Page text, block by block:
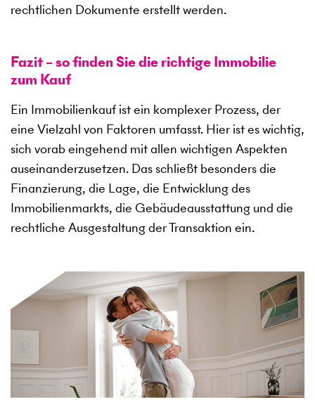
rechtlichen Dokumente erstellt werden.
Fazit – so finden Sie die richtige Immobilie
zum Kauf
Ein Immobilienkauf ist ein komplexer Prozess, der
eine Vielzahl von Faktoren umfasst. Hier ist es wichtig,
sich vorab eingehend mit allen wichtigen Aspekten
auseinanderzusetzen. Das schließt besonders die
Finanzierung, die Lage, die Entwicklung des
Immobilienmarkts, die Gebäudeausstattung und die
rechtliche Ausgestaltung der Transaktion ein.